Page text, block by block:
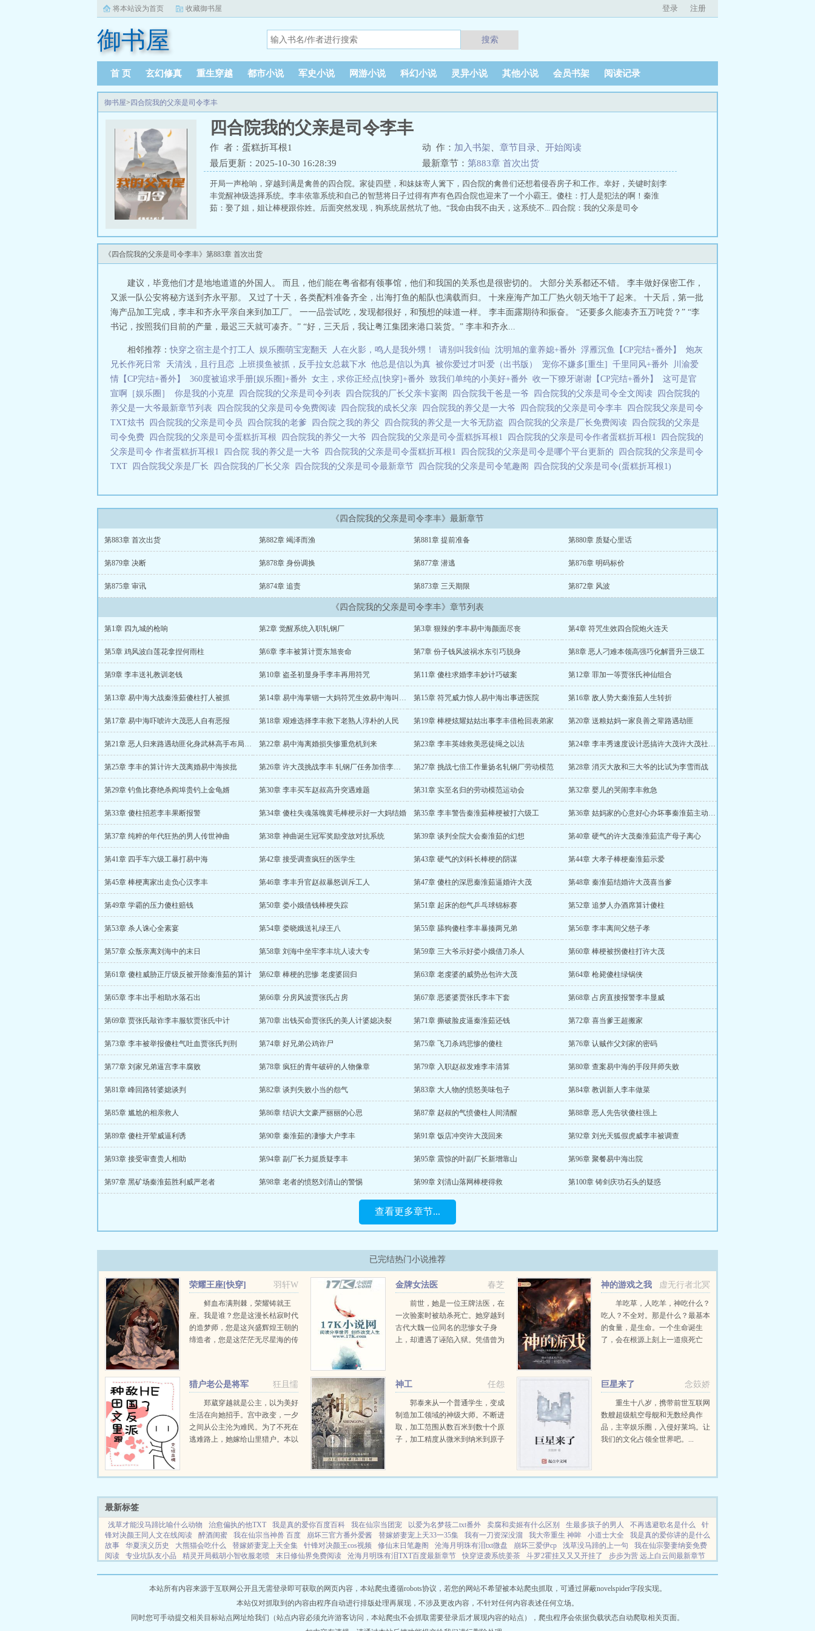
将本站设为首页 收藏御书屋 登录 注册
御书屋 搜索
首 页 玄幻修真 重生穿越 都市小说 军史小说 网游小说 科幻小说 灵异小说 其他小说 会员书架 阅读记录
御书屋> 四合院我的父亲是司令李丰
四合院我的父亲是司令李丰
作 者：蛋糕折耳根1 动 作： 加入书架 章节目录
开始阅读
最后更新：2025-10-30 16:28:39
最新章节： 第883章 首次出货
开局一声枪响，穿越到满是禽兽的四合院。家徒四壁，和妹妹寄人篱下，四合院的禽兽们还想着侵吞房子和工作。幸好，关键时刻李
丰觉醒神级选择系统。李丰依靠系统和自己的智慧将日子过得有声有色四合院也迎来了一个小霸王。傻柱：打人是犯法的啊！秦淮
茹：娶了姐，姐让棒梗跟你姓。后面突然发现，狗系统居然坑了他。“我命由我不由天，这系统不... 四合院：我的父亲是司令
《四合院我的父亲是司令李丰》第883章 首次出货
建议，毕竟他们才是地地道道的外国人。 而且，他们能在粤省都有领事馆，他们和我国的关系也是很密切的。 大部分关系都还不错。 李丰做好保密工作，
又派一队公安将秘方送到齐永平那。 又过了十天，各类配料准备齐全，出海打鱼的船队也满载而归。 十来座海产加工厂热火朝天地干了起来。 十天后，第一批
海产品加工完成，李丰和齐永平亲自来到加工厂。 一一品尝试吃，发现都很好，和预想的味道一样。 李丰面露期待和振奋。 “还要多久能凑齐五万吨货？” “李
书记，按照我们目前的产量，最迟三天就可凑齐。” “好，三天后，我让粤江集团来港口装货。” 李丰和齐永...
相邻推荐：快穿之宿主是个打工人 娱乐圈萌宝宠翻天 人在火影，鸣人是我外甥！ 请别叫我剑仙 沈明旭的童养媳+番外 浮雁沉鱼【CP完结+番外】
炮灰
兄长作死日常
天清浅，且行且恋 上班摸鱼被抓，反手拉女总裁下水 他总是信以为真 被你爱过才叫爱（出书版） 宠你不嫌多[重生] 千里同风+番外
川渝爱
情【CP完结+番外】
360度被追求手册[娱乐圈]+番外 女主，求你正经点[快穿]+番外 致我们单纯的小美好+番外 收一下獠牙谢谢【CP完结+番外】
这可是官
宣啊［娱乐圈］
你是我的小克星 四合院我的父亲是司令列表 四合院我的厂长父亲卡宴阁 四合院我干爸是一爷 四合院我的父亲是司令全文阅读
四合院我的
养父是一大爷最新章节列表
四合院我的父亲是司令免费阅读 四合院我的成长父亲 四合院我的养父是一大爷 四合院我的父亲是司令李丰
四合院我父亲是司令
TXT炫书
四合院我的父亲是司令员 四合院我的老爹 四合院之我的养父 四合院我的养父是一大爷无防盗 四合院我的父亲是厂长免费阅读
四合院我的父亲是
司令免费
四合院我的父亲是司令蛋糕折耳根 四合院我的养父一大爷 四合院我的父亲是司令蛋糕拆耳根1 四合院我的父亲是司令作者蛋糕折耳根1
四合院我的
父亲是司令 作者蛋糕折耳根1
四合院 我的养父是一大爷 四合院我的父亲是司令蛋糕折耳根1 四合院我的父亲是司令是哪个平台更新的
四合院我的父亲是司令
TXT
四合院我父亲是厂长 四合院我的厂长父亲 四合院我的父亲是司令最新章节 四合院我的父亲是司令笔趣阁 四合院我的父亲是司令(蛋糕折耳根1)
《四合院我的父亲是司令李丰》最新章节
第883章 首次出货 第882章 竭泽而渔 第881章 提前准备 第880章 质疑心里话
第879章 决断 第878章 身份调换 第877章 潜逃 第876章 明码标价
第875章 审讯 第874章 追责 第873章 三天期限 第872章 风波
《四合院我的父亲是司令李丰》章节列表
第1章 四九城的枪响 第2章 觉醒系统入职轧钢厂 第3章 狠辣的李丰易中海颜面尽丧 第4章 符咒生效四合院炮火连天
第5章 鸡风波白莲花拿捏何雨柱 第6章 李丰被算计贾东旭丧命 第7章 份子钱风波祸水东引巧脱身 第8章 恶人刁难本领高强巧化解晋升三级工
第9章 李丰送礼教训老钱 第10章 盗圣初显身手李丰再用符咒 第11章 傻柱求婚李丰妙计巧破案 第12章 罪加一等贾张氏神仙组合
第13章 易中海大战秦淮茹傻柱打人被抓 第14章 易中海掌锢一大妈符咒生效易中海叫苦连天 第15章 符咒威力惊人易中海出事进医院 第16章 敌人势大秦淮茹人生转折
第17章 易中海吓唬许大茂恶人自有恶报 第18章 艰难选择李丰救下老熟人淳朴的人民 第19章 棒梗炫耀姑姑出事李丰借枪回表弟家 第20章 送粮姑妈一家良善之辈路遇劫匪
第21章 恶人归来路遇劫匪化身武林高手布局未来 第22章 易中海离婚损失惨重危机到来 第23章 李丰英雄救美恶徒绳之以法 第24章 李丰秀速度设计恶搞许大茂许大茂社死四合院
第25章 李丰的算计许大茂离婚易中海挨批 第26章 许大茂挑战李丰 轧钢厂任务加倍李丰暴打傻柱 第27章 挑战七倍工作量扬名轧钢厂劳动模范 第28章 消灭大敌和三大爷的比试为李雪而战
第29章 钓鱼比赛绝杀阎埠贵钓上金龟婿 第30章 李丰买车赵叔高升突遇难题 第31章 实至名归的劳动模范运动会 第32章 婴儿的哭闹李丰救急
第33章 傻柱招惹李丰果断报警 第34章 傻柱失魂落魄黄毛棒梗示好一大妈结婚 第35章 李丰警告秦淮茹棒梗被打六级工 第36章 姑妈家的心意好心办坏事秦淮茹主动出击
第37章 纯粹的年代狂热的男人传世神曲 第38章 神曲诞生冠军奖励变故对抗系统 第39章 谈判全院大会秦淮茹的幻想 第40章 硬气的许大茂秦淮茹流产母子离心
第41章 四手车六级工暴打易中海 第42章 接受调查疯狂的医学生 第43章 硬气的刘科长棒梗的阴谋 第44章 大孝子棒梗秦淮茹示爱
第45章 棒梗离家出走负心汉李丰 第46章 李丰升官赵叔暴怒训斥工人 第47章 傻柱的深思秦淮茹逼婚许大茂 第48章 秦淮茹结婚许大茂喜当爹
第49章 学霸的压力傻柱赔钱 第50章 娄小娥借钱棒梗失踪 第51章 起床的怨气乒乓球锦标赛 第52章 追梦人办酒席算计傻柱
第53章 杀人诛心全素宴 第54章 娄晓娥送礼绿王八 第55章 舔狗傻柱李丰暴揍两兄弟 第56章 李丰离间父慈子孝
第57章 众叛亲离刘海中的末日 第58章 刘海中坐牢李丰坑人读大专 第59章 三大爷示好娄小娥借刀杀人 第60章 棒梗被拐傻柱打许大茂
第61章 傻柱威胁正厅级反被开除秦淮茹的算计 第62章 棒梗的悲惨 老虔婆回归 第63章 老虔婆的威势怂包许大茂 第64章 枪毙傻柱绿锅侠
第65章 李丰出手相助水落石出 第66章 分房风波贾张氏占房 第67章 恶婆婆贾张氏李丰下套 第68章 占房直接报警李丰显威
第69章 贾张氏敲诈李丰服软贾张氏中计 第70章 出钱买命贾张氏的美人计婆媳决裂 第71章 撕破脸皮逼秦淮茹还钱 第72章 喜当爹王超搬家
第73章 李丰被举报傻柱气吐血贾张氏判刑 第74章 好兄弟公鸡诈尸 第75章 飞刀杀鸡悲惨的傻柱 第76章 认贼作父刘家的密码
第77章 刘家兄弟逼宫李丰腐败 第78章 疯狂的青年破碎的人物像章 第79章 入职赵叔发难李丰清算 第80章 查案易中海的手段拜师失败
第81章 峰回路转婆媳谈判 第82章 谈判失败小当的怨气 第83章 大人物的愤怒美味包子 第84章 教训新人李丰做菜
第85章 尴尬的相亲救人 第86章 结识大文豪严丽丽的心思 第87章 赵叔的气愤傻柱人间清醒 第88章 恶人先告状傻柱强上
第89章 傻柱开荤威逼利诱 第90章 秦淮茹的凄惨大户李丰 第91章 饭店冲突许大茂回来 第92章 刘光天狐假虎威李丰被调查
第93章 接受审查贵人相助 第94章 副厂长力挺质疑李丰 第95章 震惊的叶副厂长新增靠山 第96章 聚餐易中海出院
第97章 黑矿场秦淮茹胜利威严老者 第98章 老者的愤怒刘清山的警惕 第99章 刘清山落网棒梗得救 第100章 铸剑庆功石头的疑惑
查看更多章节...
已完结热门小说推荐
羽轩W
荣耀王座[快穿]
鲜血布满荆棘，荣耀铸就王
座。我是谁？您是这漫长枯寂时代
的造梦师，您是这兴盛辉煌王朝的
缔造者，您是这茫茫无尽星海的传
春芝
金牌女法医
前世，她是一位王牌法医，在
一次验案时被劫杀死亡。她穿越到
古代大魏一位同名的悲惨女子身
上，却遭遇了诬陷入狱。凭借曾为
个不可告人的阴谋...
虚无行者北冥
神的游戏之我
是星球的远大意志
羊吃草，人吃羊，神吃什么？
吃人？不全对。那是什么？最基本
的食量，是生命。一个生命诞生
了，会在根源上刻上一道痕死亡
的，还是政权的兴衰。一个政权...
狂且懦
猎户老公是将军
郑葳穿越就是公主，以为美好
生活在向她招手。宫中政变，一夕
之间从公主沦为难民。为了不死在
逃难路上，她嫁给山里猎户。本以
任怨
神工
郭泰来从一个普通学生，变成
制造加工领域的神级大师。不断进
取，加工范围从数百米到数十个原
子，加工精度从微米到纳米到原子
看不上的技术，大部分成员国都得
念笯娇
巨星来了
重生十八岁，携带前世互联网
数艘超级航空母舰和无数经典作
品，主宰娱乐圈，入侵好莱坞。让
我们的文化占领全世界吧。...
最新标签
浅草才能没马蹄比喻什么动物 治愈偏执的他TXT 我是真的爱你百度百科 我在仙宗当团宠 以爱为名梦筱二txt番外 卖腐和卖姬有什么区别 生最多孩子的男人 不再逃避歌名是什么
针
锋对决颜王同人文在线阅读
醉酒闺蜜 我在仙宗当神兽 百度 崩坏三官方番外爱酱 替嫁娇妻宠上天33一35集 我有一刀资深没溜 我大帝重生 神眸 小道士大全
我是真的爱你讲的是什么
故事
华夏演义历史 大熊猫会吃什么 替嫁娇妻宠上天全集 针锋对决颜王cos视频 修仙末日笔趣阁 沧海月明珠有泪txt微盘 崩坏三爱伊cp 浅草没马蹄的上一句
我在仙宗娶妻纳妾免费
阅读
专业坑队友小品 精灵开局截胡小智收服老喷 末日修仙界免费阅读 沧海月明珠有泪TXT百度最新章节 快穿逆袭系统姜茶 斗罗2霍挂又又又开挂了
步步为营 远上白云间最新章节
冷月如霜番外豫王妃
我在仙宗当杂役 好莱坞公主 我在仙宗当杂役观摩万年成仙帝全文免费阅读 酒后闺蜜与我共侍男友 好莱坞公主电影 清冷美人TXT双男主
帝少诱宠小萌妻全文
本站所有内容来源于互联网公开且无需登录即可获取的网页内容，本站爬虫遵循robots协议，若您的网站不希望被本站爬虫抓取，可通过屏蔽novelspider字段实现。
本站仅对抓取到的内容由程序自动进行排版处理再展现，不涉及更改内容，不针对任何内容表述任何立场。
同时您可手动提交相关目标站点网址给我们（站点内容必须允许游客访问，本站爬虫不会抓取需要登录后才展现内容的站点），爬虫程序会依据负载状态自动爬取相关页面。